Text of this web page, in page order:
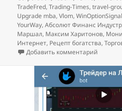
TradeFred,Trading-Times,travel-
Upgrade mba,Vlom,
YourWay,Абсолют Финанс
Маршал, Максим Харитонов,
Интернет, Рецепт богатства,
Добавить комментарий